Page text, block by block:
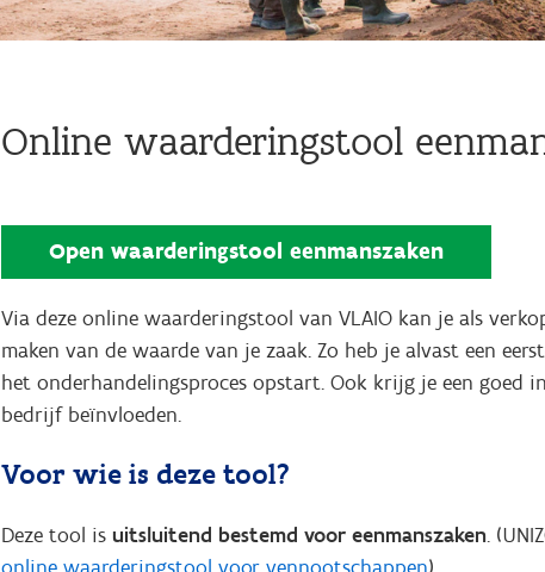
Online waarderingstool
Open waarderingstool eenmanszaken
Via deze online waarderingstool van VLAIO kan je als
maken van de waarde van je zaak. Zo heb je alvast een
het onderhandelingsproces opstart. Ook krijg je een goed
bedrijf beïnvloeden.
Voor wie is deze tool?
Deze tool is uitsluitend bestemd voor eenmanszaken.
online waarderingstool voor vennootschappen).